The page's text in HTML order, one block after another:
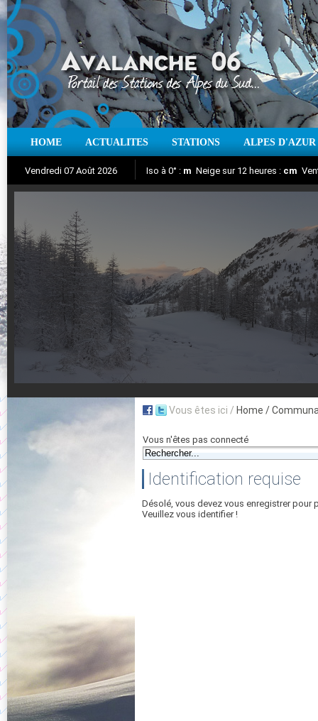
HOME ACTUALITES STATIONS ALPES D'AZUR
Vendredi 07 Août 2026
Aujourd'hui : T° Min :°CT° Max :°C |
Iso à 0° : m Neige sur 12 heures : cm
Suivez en direct l'actualité des stations
Vous êtes ici / Home /
Vous n'êtes pas connecté
Identification requise
Désolé, vous devez vous enregistrer pour
Veuillez vous identifier !